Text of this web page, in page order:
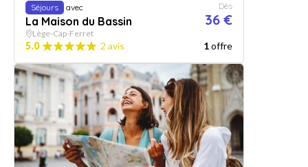
Séjours avec
La Maison du Bassin
Dès
36 €
Lège-Cap-Ferret
5.0 2 avis 1offre